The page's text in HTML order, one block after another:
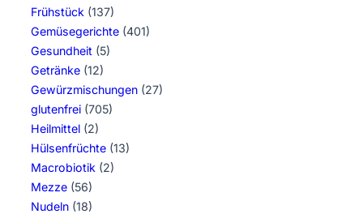
Frühstück (137)
Gemüsegerichte (401)
Gesundheit (5)
Getränke (12)
Gewürzmischungen (27)
glutenfrei (705)
Heilmittel (2)
Hülsenfrüchte (13)
Macrobiotik (2)
Mezze (56)
Nudeln (18)